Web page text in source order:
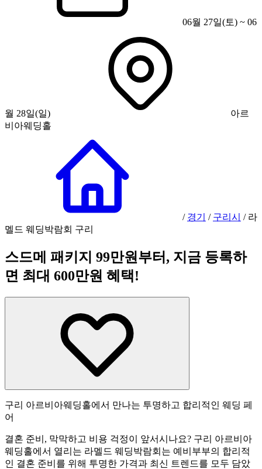
06월 27일(토) ~ 06
월 28일(일)
아르
비아웨딩홀
/ 경기 / 구리시 / 라
멜드 웨딩박람회 구리
스드메 패키지 99만원부터, 지금 등록하
면 최대 600만원 혜택!
구리 아르비아웨딩홀에서 만나는 투명하고 합리적인 웨딩 페
어
결혼 준비, 막막하고 비용 걱정이 앞서시나요? 구리 아르비아
웨딩홀에서 열리는 라멜드 웨딩박람회는 예비부부의 합리적
인 결혼 준비를 위해 투명한 가격과 최신 트렌드를 모두 담았